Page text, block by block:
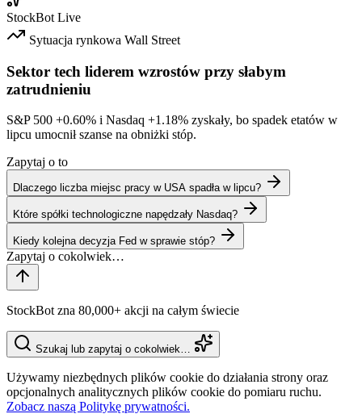
StockBot Live
Sytuacja rynkowa Wall Street
Sektor tech liderem wzrostów przy słabym
zatrudnieniu
S&P 500 +0.60% i Nasdaq +1.18% zyskały, bo spadek etatów w
lipcu umocnił szanse na obniżki stóp.
Zapytaj o to
Dlaczego liczba miejsc pracy w USA spadła w lipcu?
Które spółki technologiczne napędzały Nasdaq?
Kiedy kolejna decyzja Fed w sprawie stóp?
StockBot zna 80,000+ akcji na całym świecie
Szukaj lub zapytaj o cokolwiek…
Używamy niezbędnych plików cookie do działania strony oraz
opcjonalnych analitycznych plików cookie do pomiaru ruchu.
Zobacz naszą Politykę prywatności.